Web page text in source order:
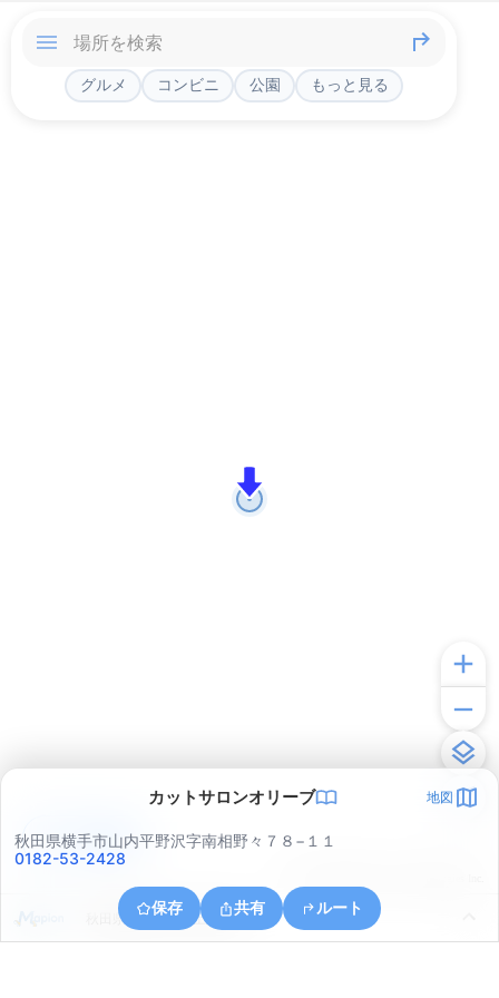
グルメ コンビニ 公園 もっと見る
カットサロンオリーブ 地図
秋田県横手市山内平野沢字南相野々７８−１１
0182-53-2428
保存 共有 ルート
秋田県横手市山内土渕菅生
アプリで見る